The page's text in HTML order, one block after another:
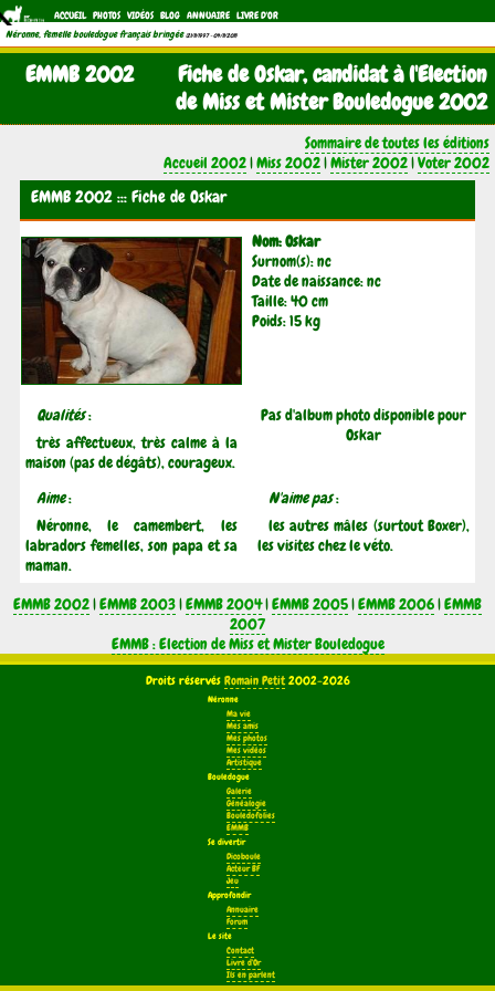
ACCUEIL PHOTOS VIDÉOS BLOG ANNUAIRE LIVRE D'OR
Néronne, femelle bouledogue français bringée (21/11/1997 - 04/11/2011)
EMMB 2002
Fiche de Oskar, candidat à l'Election
de Miss et Mister Bouledogue 2002
Sommaire de toutes les éditions
Accueil 2002|Miss 2002|Mister 2002|Voter 2002
EMMB 2002 ::: Fiche de Oskar
Nom: Oskar
Surnom(s): nc
Date de naissance: nc
Taille: 40 cm
Poids: 15 kg
Qualités:
très affectueux, très calme à la
maison (pas de dégâts), courageux.
Pas d'album photo disponible pour
Oskar
Aime:
Néronne, le camembert, les
labradors femelles, son papa et sa
maman.
N'aime pas:
les autres mâles (surtout Boxer),
les visites chez le véto.
EMMB 2002|EMMB 2003|EMMB 2004|EMMB 2005|EMMB 2006|EMMB
2007
EMMB : Election de Miss et Mister Bouledogue
Droits réservés Romain Petit2002-2026
Néronne
Ma vie
Mes amis
Mes photos
Mes vidéos
Artistique
Bouledogue
Galerie
Généalogie
Bouledofolies
EMMB
Se divertir
Dicoboule
Acteur BF
Jeu
Approfondir
Annuaire
Forum
Le site
Contact
Livre d'Or
Ils en parlent